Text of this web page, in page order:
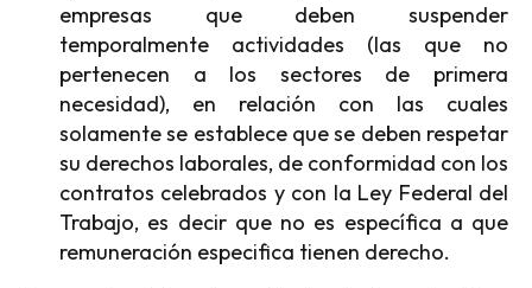
empresas que deben suspender
temporalmente actividades (las que no
pertenecen a los sectores de primera
necesidad), en relación con las cuales
solamente se establece que se deben respetar
su derechos laborales, de conformidad con los
contratos celebrados y con la Ley Federal del
Trabajo, es decir que no es específica a que
remuneración especifica tienen derecho.